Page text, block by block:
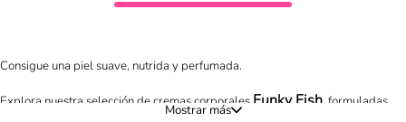
Consigue una piel suave, nutrida y perfumada.
Explora nuestra selección de cremas corporales Funky Fish , formuladas
para ofrecer hidratación profunda y dejar un aroma irresistible que dura todo